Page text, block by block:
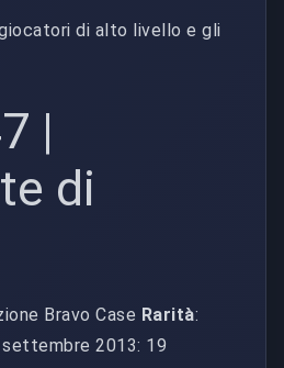
di alto livello e gli
|
di
Bravo Case Rarità:
settembre 2013: 19